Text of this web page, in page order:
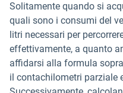
Solitamente quando si
quali sono i consumi del
litri necessari per
effettivamente, a quanto
affidarsi alla formula
il contachilometri parziale